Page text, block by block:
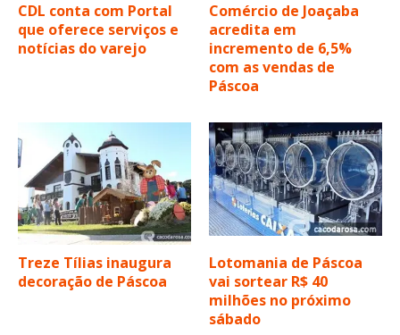
CDL conta com Portal
que oferece serviços e
notícias do varejo
Comércio de Joaçaba
acredita em
incremento de 6,5%
com as vendas de
Páscoa
Treze Tílias inaugura
decoração de Páscoa
Lotomania de Páscoa
vai sortear R$ 40
milhões no próximo
sábado